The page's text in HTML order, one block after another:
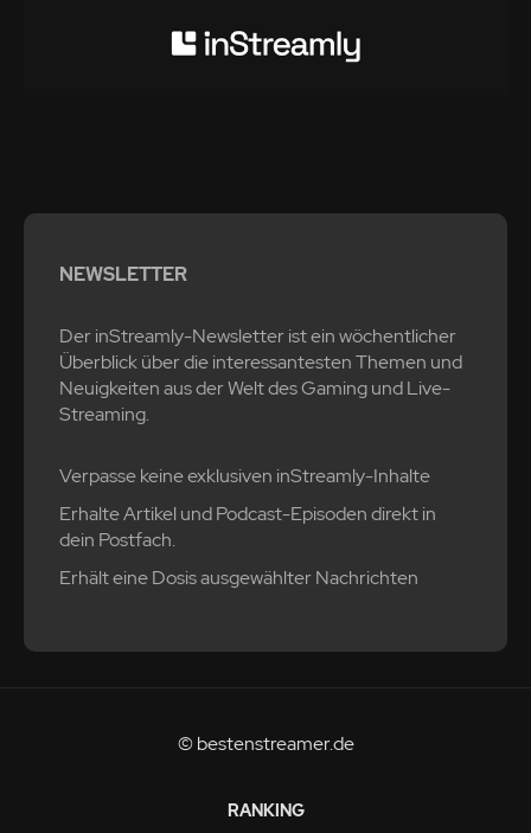
NEWSLETTER
Der inStreamly-Newsletter ist ein wöchentlicher
Überblick über die interessantesten Themen und
Neuigkeiten aus der Welt des Gaming und Live-
Streaming.
Verpasse keine exklusiven inStreamly-Inhalte
Erhalte Artikel und Podcast-Episoden direkt in
dein Postfach.
Erhält eine Dosis ausgewählter Nachrichten
© bestenstreamer.de
RANKING